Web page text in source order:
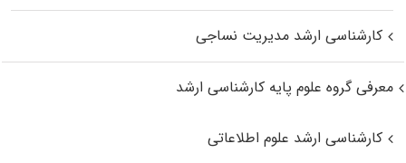
کارشناسی ارشد مدیریت نساجی
معرفی گروه علوم پایه کارشناسی ارشد
کارشناسی ارشد علوم اطلاعاتی